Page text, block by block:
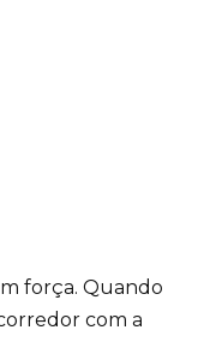
força. Quando
com a